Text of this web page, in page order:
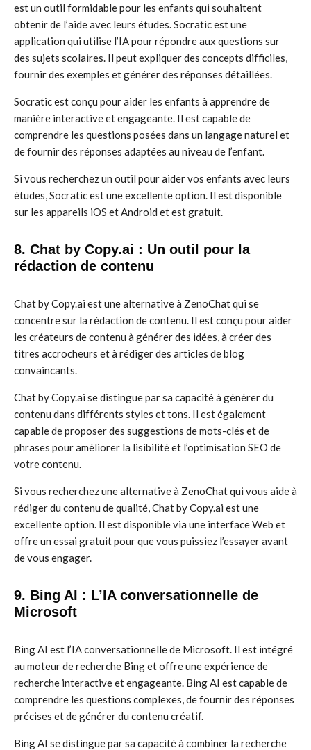
est un outil formidable pour les enfants qui souhaitent
obtenir de l’aide avec leurs études. Socratic est une
application qui utilise l’IA pour répondre aux questions sur
des sujets scolaires. Il peut expliquer des concepts difficiles,
fournir des exemples et générer des réponses détaillées.
Socratic est conçu pour aider les enfants à apprendre de
manière interactive et engageante. Il est capable de
comprendre les questions posées dans un langage naturel et
de fournir des réponses adaptées au niveau de l’enfant.
Si vous recherchez un outil pour aider vos enfants avec leurs
études, Socratic est une excellente option. Il est disponible
sur les appareils iOS et Android et est gratuit.
8. Chat by Copy.ai : Un outil pour la
rédaction de contenu
Chat by Copy.ai est une alternative à ZenoChat qui se
concentre sur la rédaction de contenu. Il est conçu pour aider
les créateurs de contenu à générer des idées, à créer des
titres accrocheurs et à rédiger des articles de blog
convaincants.
Chat by Copy.ai se distingue par sa capacité à générer du
contenu dans différents styles et tons. Il est également
capable de proposer des suggestions de mots-clés et de
phrases pour améliorer la lisibilité et l’optimisation SEO de
votre contenu.
Si vous recherchez une alternative à ZenoChat qui vous aide à
rédiger du contenu de qualité, Chat by Copy.ai est une
excellente option. Il est disponible via une interface Web et
offre un essai gratuit pour que vous puissiez l’essayer avant
de vous engager.
9. Bing AI : L’IA conversationnelle de
Microsoft
Bing AI est l’IA conversationnelle de Microsoft. Il est intégré
au moteur de recherche Bing et offre une expérience de
recherche interactive et engageante. Bing AI est capable de
comprendre les questions complexes, de fournir des réponses
précises et de générer du contenu créatif.
Bing AI se distingue par sa capacité à combiner la recherche